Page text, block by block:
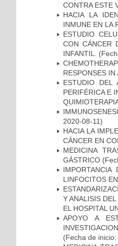
CONTRA ESTE
HACIA LA
INMUNE EN LA
ESTUDIO
CON CÁNCER
INFANTIL.
RESPONSES IN
ESTUDIO DEL
PERIFÉRICA E
2020-08-11)
HACIA LA
CÁNCER EN
MEDICINA
GÁSTRICO
LINFOCITOS
Y ANALISIS
EL HOSPITAL
APOYO A
(Fecha de